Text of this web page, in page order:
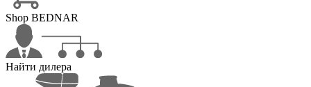
Shop BEDNAR
Найти дилера